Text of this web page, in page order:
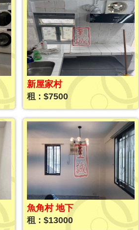
新屋家村
租 : $7500
魚角村 地下
租 : $13000